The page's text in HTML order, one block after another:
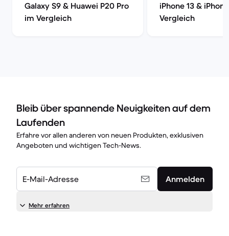
Galaxy S9 & Huawei P20 Pro
im Vergleich
iPhone 13 &
Vergleich
Bleib über spannende Neuigkeiten auf dem
Laufenden
Erfahre vor allen anderen von neuen Produkten, exklusiven
Angeboten und wichtigen Tech-News.
E-Mail-Adresse Anmelden
Mehr erfahren